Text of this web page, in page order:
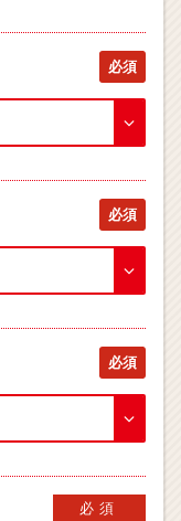
必須
必須
必須
必須